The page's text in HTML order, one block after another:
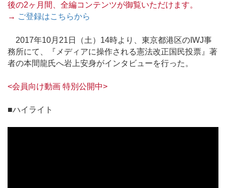
後の2ヶ月間、全編コンテンツが御覧いただけます。
→ ご登録はこちらから
2017年10月21日（土）14時より、東京都港区のIWJ事
務所にて、『メディアに操作される憲法改正国民投票』著
者の本間龍氏へ岩上安身がインタビューを行った。
<会員向け動画 特別公開中>
■ハイライト